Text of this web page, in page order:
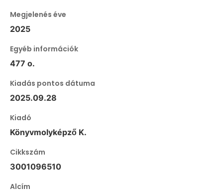
Megjelenés éve
2025
Egyéb információk
477 o.
Kiadás pontos dátuma
2025.09.28
Kiadó
Könyvmolyképző K.
Cikkszám
3001096510
Alcím